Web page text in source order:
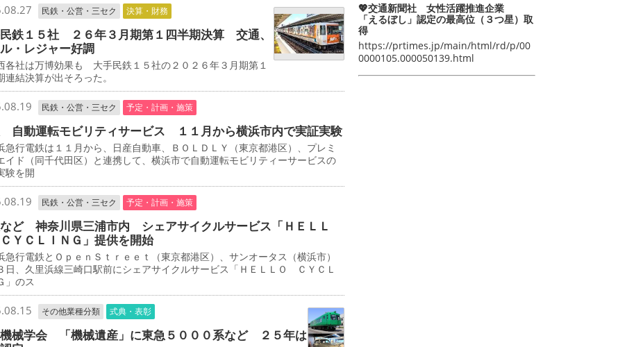
民鉄・公営・三セク 決算・財務
鉄１５社 ２６年３月期第１四半期決算 交通、
・レジャー好調
各社は万博効果も 大手民鉄１５社の２０２６年３月期第１
連結決算が出そろった。
民鉄・公営・三セク 予定・計画・施策
自動運転モビリティサービス １１月から横浜市内で実証実験
急行電鉄は１１月から、日産自動車、ＢＯＬＤＬＹ（東京都港区）、プレミ
イド（同千代田区）と連携して、横浜市で自動運転モビリティーサービスの
験を開
民鉄・公営・三セク 予定・計画・施策
ど 神奈川県三浦市内 シェアサイクルサービス「ＨＥＬＬ
ＹＣＬＩＮＧ」提供を開始
行電鉄とＯｐｅｎＳｔｒｅｅｔ（東京都港区）、サンオータス（横浜市）
日、久里浜線三崎口駅前にシェアサイクルサービス「ＨＥＬＬＯ ＣＹＣＬ
」のス
その他業種分類 式典・表彰
械学会 「機械遺産」に東急５０００系など ２５年は
💖交通新聞社 女性活躍推進企業
「えるぼし」認定の最高位（３つ星）取
得
https://prtimes.jp/main/html/rd/p/00
0000105.000050139.html